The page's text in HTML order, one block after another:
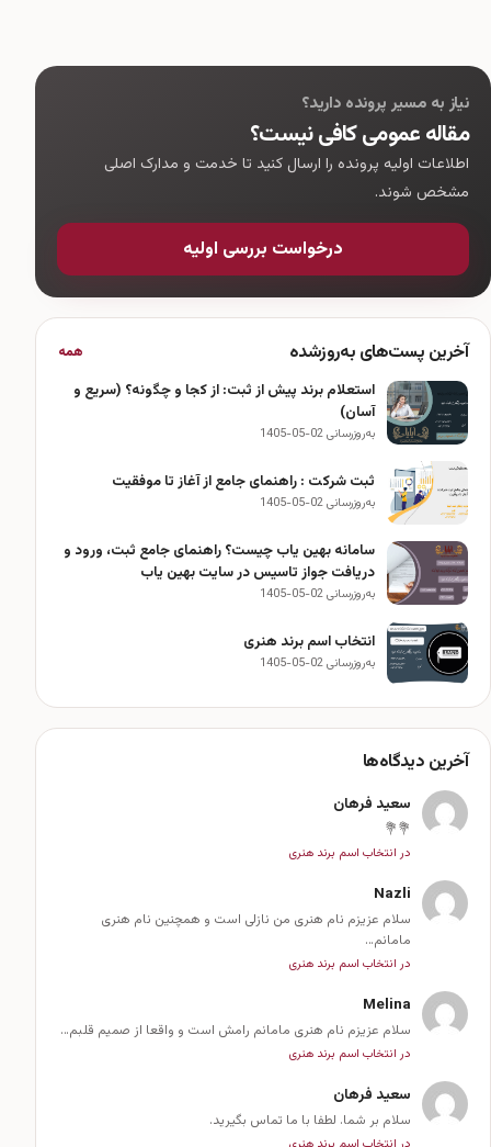
نیاز به مسیر پرونده دارید؟
مقاله عمومی کافی نیست؟
اطلاعات اولیه پرونده را ارسال کنید تا خدمت و مدارک اصلی
مشخص شوند.
درخواست بررسی اولیه
آخرین پست‌های به‌روزشده همه
استعلام برند پیش از ثبت: از کجا و چگونه؟ (سریع و
آسان)
به‌روزرسانی 02-05-1405
ثبت شرکت : راهنمای جامع از آغاز تا موفقیت
به‌روزرسانی 02-05-1405
سامانه بهین یاب چیست؟ راهنمای جامع ثبت، ورود و
دریافت جواز تاسیس در سایت بهین یاب
به‌روزرسانی 02-05-1405
انتخاب اسم برند هنری
به‌روزرسانی 02-05-1405
آخرین دیدگاه‌ها
سعید فرهان
💐💐
در انتخاب اسم برند هنری
Nazli
سلام عزیزم نام هنری من نازلی است و همچنین نام هنری
مامانم…
در انتخاب اسم برند هنری
Melina
سلام عزیزم نام هنری مامانم رامش است و واقعا از صمیم قلبم…
در انتخاب اسم برند هنری
سعید فرهان
سلام بر شما. لطفا با ما تماس بگیرید.